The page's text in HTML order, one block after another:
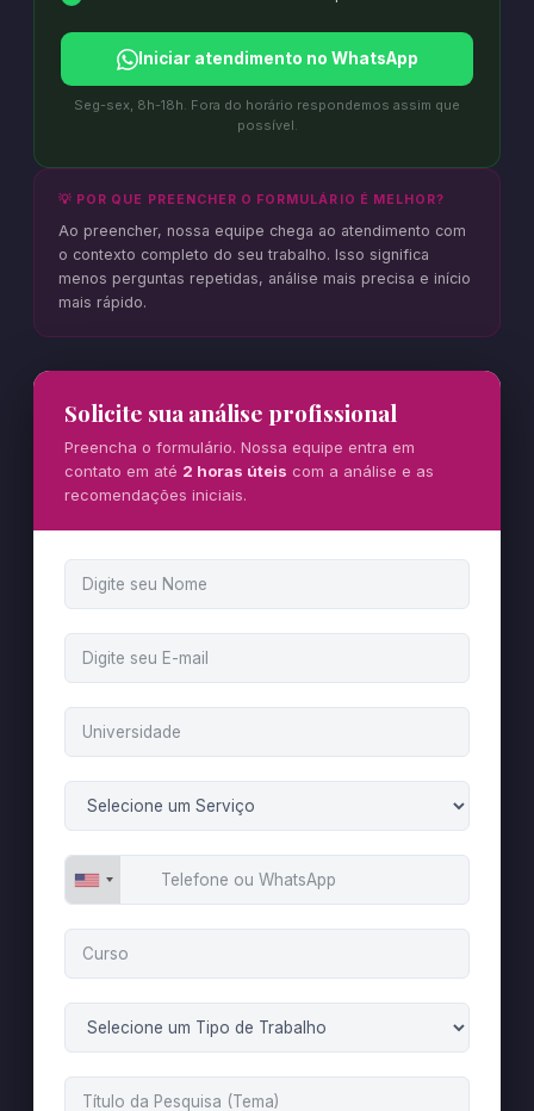
Solicite sua análise profissional
Preencha o formulário. Nossa equipe entra em
contato em até 2 horas úteis com a análise e as
recomendações iniciais.
Iniciar atendimento no WhatsApp
Seg-sex, 8h-18h. Fora do horário respondemos assim que
possível.
💡 POR QUE PREENCHER O FORMULÁRIO É MELHOR?
Ao preencher, nossa equipe chega ao atendimento com
o contexto completo do seu trabalho. Isso significa
menos perguntas repetidas, análise mais precisa e início
mais rápido.